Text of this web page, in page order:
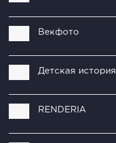
Векфото
Детская история
RENDERIA